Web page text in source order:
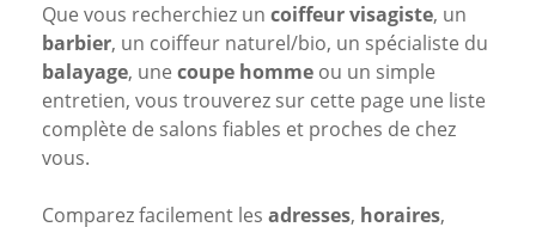
Que vous recherchiez un coiffeur visagiste, un
barbier, un coiffeur naturel/bio, un spécialiste du
balayage, une coupe homme ou un simple
entretien, vous trouverez sur cette page une liste
complète de salons fiables et proches de chez
vous.
Comparez facilement les adresses, horaires,